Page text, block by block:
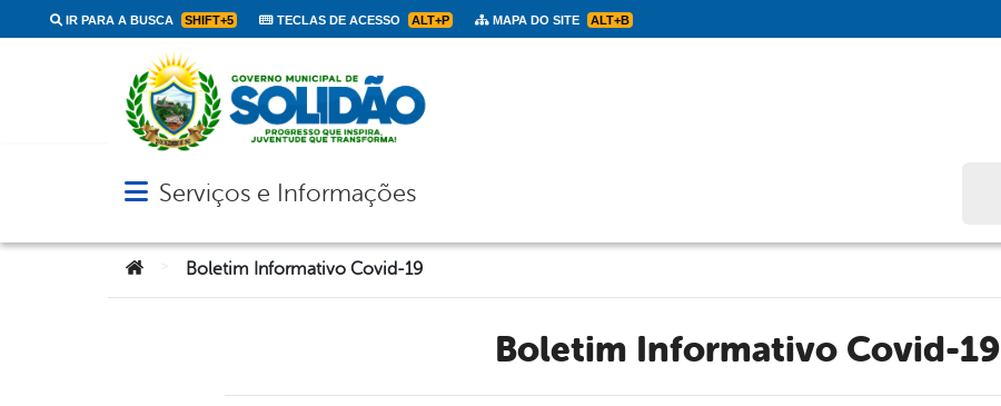
IR PARA A BUSCA SHIFT+5 TECLAS DE ACESSO ALT+P MAPA DO SITE ALT+B
Abrir menu principal de navegação
Serviços e Informações
Você está aqui:Boletim Informativo Covid-19
Boletim Informativo Covid-19